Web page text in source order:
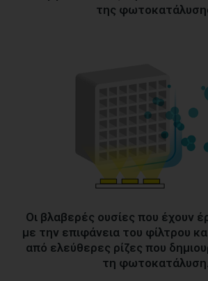
της
Οι βλαβερές ουσίες που έχουν
με την επιφάνεια του φίλτρου
από ελεύθερες ρίζες που
τη φωτοκατάλυση.